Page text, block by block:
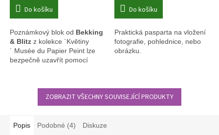
Do košíku
Poznámkový blok od Bekking
& Blitz z kolekce ´Květiny
´ Musée du Papier Peint lze
bezpečně uzavřít pomocí
Do košíku
Praktická pasparta na vložení
fotografie, pohlednice, nebo
obrázku.
ZOBRAZIT VŠECHNY SOUVISEJÍCÍ PRODUKTY
Popis Podobné (4) Diskuze